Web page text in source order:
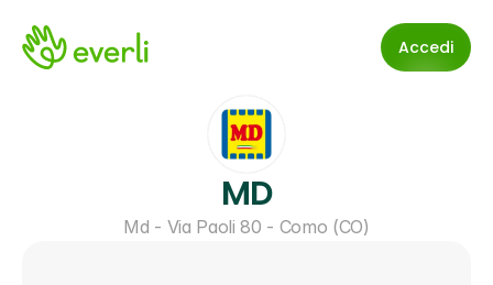
Accedi
MD
Md - Via Paoli 80 - Como (CO)